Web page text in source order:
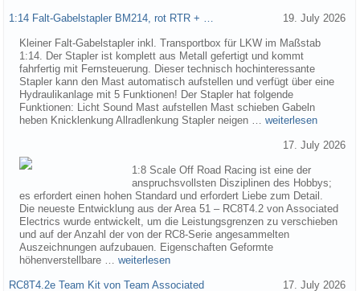
1:14 Falt-Gabelstapler BM214, rot RTR + … 19. July 2026
Kleiner Falt-Gabelstapler inkl. Transportbox für LKW im Maßstab
1:14. Der Stapler ist komplett aus Metall gefertigt und kommt
fahrfertig mit Fernsteuerung. Dieser technisch hochinteressante
Stapler kann den Mast automatisch aufstellen und verfügt über eine
Hydraulikanlage mit 5 Funktionen! Der Stapler hat folgende
Funktionen: Licht Sound Mast aufstellen Mast schieben Gabeln
heben Knicklenkung Allradlenkung Stapler neigen … weiterlesen
17. July 2026
1:8 Scale Off Road Racing ist eine der
anspruchsvollsten Disziplinen des Hobbys;
es erfordert einen hohen Standard und erfordert Liebe zum Detail.
Die neueste Entwicklung aus der Area 51 – RC8T4.2 von Associated
Electrics wurde entwickelt, um die Leistungsgrenzen zu verschieben
und auf der Anzahl der von der RC8-Serie angesammelten
Auszeichnungen aufzubauen. Eigenschaften Geformte
höhenverstellbare … weiterlesen
RC8T4.2e Team Kit von Team Associated 17. July 2026